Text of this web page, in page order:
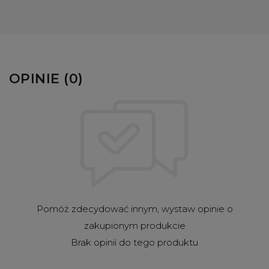
OPINIE (0)
Pomóż zdecydować innym, wystaw opinie o
zakupionym produkcie
Brak opinii do tego produktu